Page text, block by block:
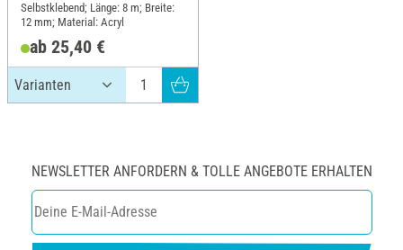
Selbstklebend; Länge: 8 m; Breite:
12 mm; Material: Acryl
ab 25,40 €
NEWSLETTER ANFORDERN & TOLLE ANGEBOTE ERHALTEN